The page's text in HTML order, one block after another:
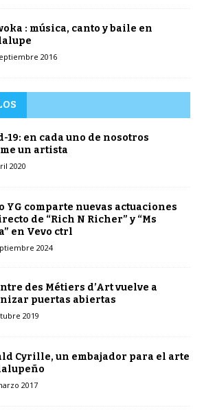
: música, canto y baile en
2016
19: en cada uno de nosotros
un artista
2020
YG comparte nuevas actuaciones
de “Rich N Richer” y “Ms
en Vevo ctrl
2024
des Métiers d’Art vuelve a
puertas abiertas
2019
Cyrille, un embajador para el arte
2017